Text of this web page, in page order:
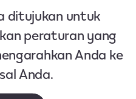
ditujukan untuk
peraturan yang
Anda ke
Anda.